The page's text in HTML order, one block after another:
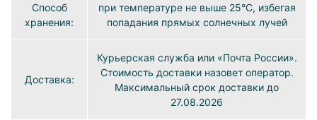
Способ
хранения:
при температуре не выше 25°C, избегая
попадания прямых солнечных лучей
Доставка:
Курьерская служба или «Почта России».
Стоимость доставки назовет оператор.
Максимальный срок доставки до
27.08.2026